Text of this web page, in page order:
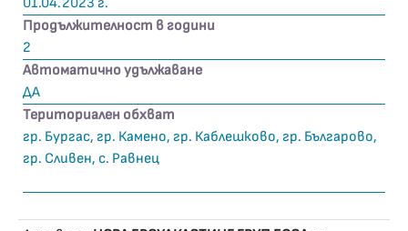
Продължителност в години
2
Автоматично удължаване
ДА
Териториален обхват
гр. Бургас, гр. Камено, гр. Каблешково, гр. Българово,
гр. Сливен, с. Равнец